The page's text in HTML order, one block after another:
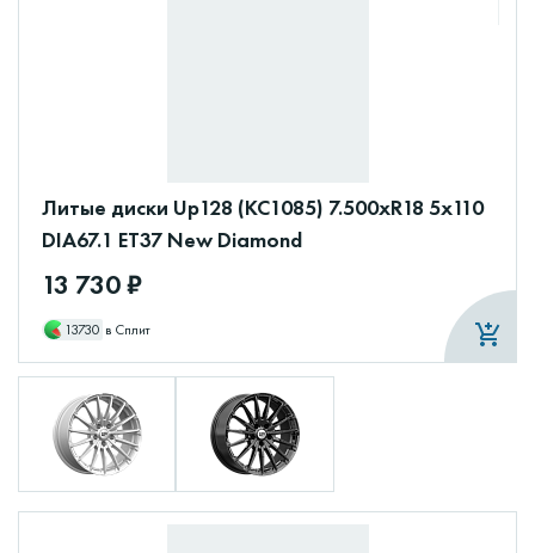
Литые диски Up128 (КС1085) 7.500xR18 5x110
DIA67.1 ET37 New Diamond
13 730 ₽
13730 в Сплит